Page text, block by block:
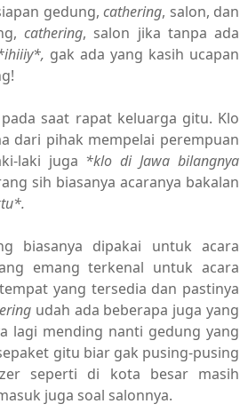
gedung,cathering, salon, dan
cathering, salon jika tanpa ada
gak ada yang kasih ucapan
saat rapat keluarga gitu. Klo
dari pihak mempelai perempuan
laki juga *klo di Jawa bilangnya
sih biasanya acaranya bakalan
biasanya dipakai untuk acara
emang terkenal untuk acara
yang tersedia dan pastinya
udah ada beberapa juga yang
lagi mending nanti gedung yang
gitu biar gak pusing-pusing
seperti di kota besar masih
juga soal salonnya.